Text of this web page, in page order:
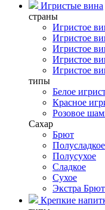
Игристые вина
страны
Игристое
Игристое
Игристое
Игристое
Игристое
типы
Белое
Красное
Розовое
Сахар
Брют
Полусладкое
Полусухое
Сладкое
Сухое
Экстра Брют
Крепкие